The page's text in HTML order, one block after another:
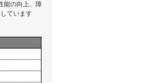
能の向上、障
ています